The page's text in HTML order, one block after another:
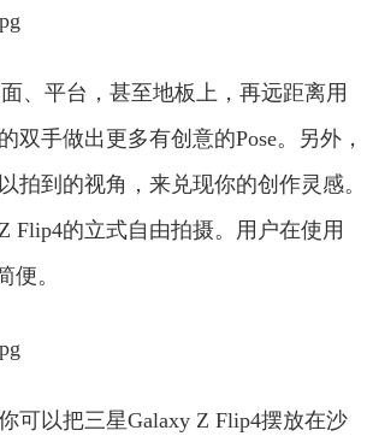
、平台，甚至地板上，再远距离用
手做出更多有创意的Pose。另外，
到的视角，来兑现你的创作灵感。
Flip4的立式自由拍摄。用户在使用
。
可以把三星Galaxy Z Flip4摆放在沙